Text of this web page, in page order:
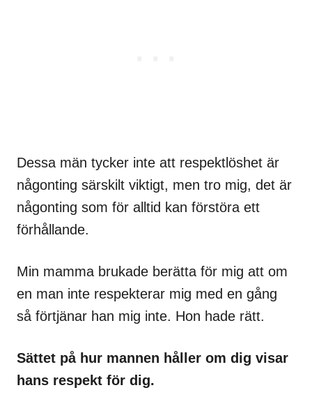
Dessa män tycker inte att respektlöshet är
någonting särskilt viktigt, men tro mig, det är
någonting som för alltid kan förstöra ett
förhållande.
Min mamma brukade berätta för mig att om
en man inte respekterar mig med en gång
så förtjänar han mig inte. Hon hade rätt.
Sättet på hur mannen håller om dig visar
hans respekt för dig.